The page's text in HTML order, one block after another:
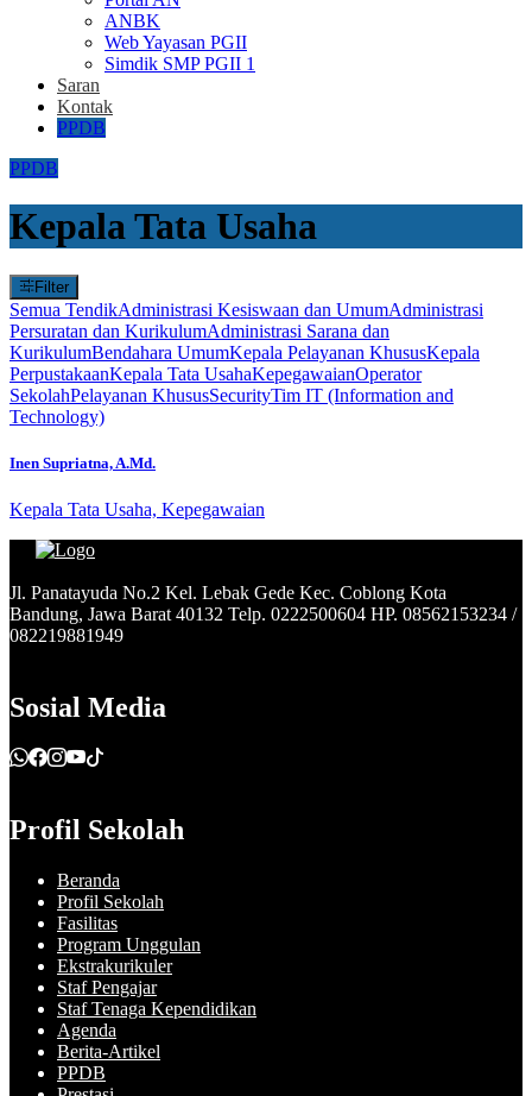
ANBK
Web Yayasan PGII
Simdik SMP PGII 1
Saran
Kontak
PPDB
PPDB
Kepala Tata Usaha
Filter
Semua TendikAdministrasi Kesiswaan dan UmumAdministrasi
Persuratan dan KurikulumAdministrasi Sarana dan
KurikulumBendahara UmumKepala Pelayanan KhususKepala
PerpustakaanKepala Tata UsahaKepegawaianOperator
SekolahPelayanan KhususSecurityTim IT (Information and
Technology)
Inen Supriatna, A.Md.
Kepala Tata Usaha, Kepegawaian
Jl. Panatayuda No.2 Kel. Lebak Gede Kec. Coblong Kota
Bandung, Jawa Barat 40132 Telp. 0222500604 HP. 08562153234 /
082219881949
Sosial Media
Profil Sekolah
Beranda
Profil Sekolah
Fasilitas
Program Unggulan
Ekstrakurikuler
Staf Pengajar
Staf Tenaga Kependidikan
Agenda
Berita-Artikel
PPDB